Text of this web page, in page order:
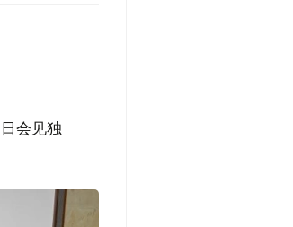
会见独